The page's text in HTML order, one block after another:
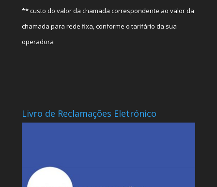
** custo do valor da chamada correspondente ao valor da
chamada para rede fixa, conforme o tarifário da sua
operadora
Livro de Reclamações Eletrónico